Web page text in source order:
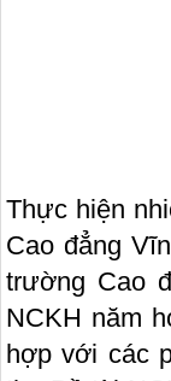
Thực hiện
Cao đẳng
trường Cao
NCKH năm
hợp với các